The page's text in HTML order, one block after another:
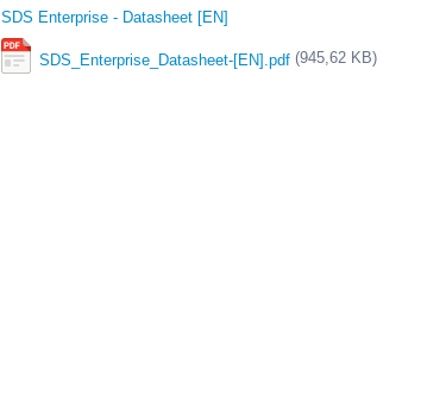
SDS Enterprise - Datasheet [EN]
SDS_Enterprise_Datasheet-[EN].pdf (945,62 KB)